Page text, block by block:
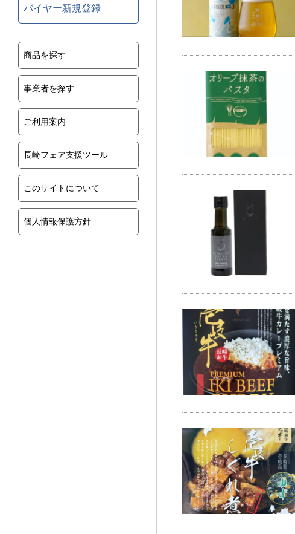
バイヤー新規登録
商品を探す
事業者を探す
ご利用案内
長崎フェア支援ツール
このサイトについて
個人情報保護方針